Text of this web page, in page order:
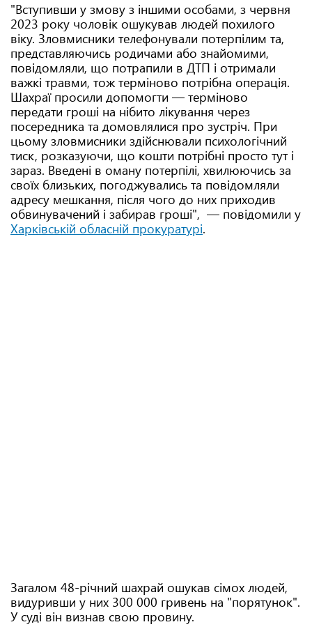
"Вступивши у змову з іншими особами, з червня
2023 року чоловік ошукував людей похилого
віку. Зловмисники телефонували потерпілим та,
представляючись родичами або знайомими,
повідомляли, що потрапили в ДТП і отримали
важкі травми, тож терміново потрібна операція.
Шахраї просили допомогти — терміново
передати гроші на нібито лікування через
посередника та домовлялися про зустріч. При
цьому зловмисники здійснювали психологічний
тиск, розказуючи, що кошти потрібні просто тут і
зараз. Введені в оману потерпілі, хвилюючись за
своїх близьких, погоджувались та повідомляли
адресу мешкання, після чого до них приходив
обвинувачений і забирав гроші", — повідомили у
Харківській обласній прокуратурі.
Загалом 48-річний шахрай ошукав сімох людей,
видуривши у них 300 000 гривень на "порятунок".
У суді він визнав свою провину.